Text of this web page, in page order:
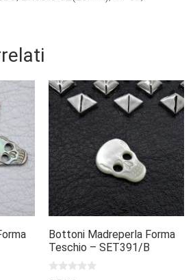
Bottoni Madreperla Forma
Teschio – SET391/B